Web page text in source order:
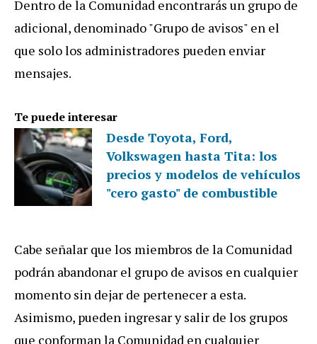
Dentro de la Comunidad encontrarás un grupo de
adicional, denominado "Grupo de avisos" en el
que solo los administradores pueden enviar
mensajes.
Te puede interesar
Desde Toyota, Ford,
Volkswagen hasta Tita: los
precios y modelos de vehículos
"cero gasto" de combustible
Cabe señalar que los miembros de la Comunidad
podrán abandonar el grupo de avisos en cualquier
momento sin dejar de pertenecer a esta.
Asimismo, pueden ingresar y salir de los grupos
que conforman la Comunidad en cualquier